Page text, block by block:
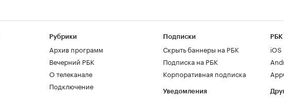
Рубрики
Архив программ
Вечерний РБК
О телеканале
Подключение
Подписки
Скрыть баннеры на РБК
Подписка на РБК
Корпоративная подписка
Уведомления
РБК
iOS